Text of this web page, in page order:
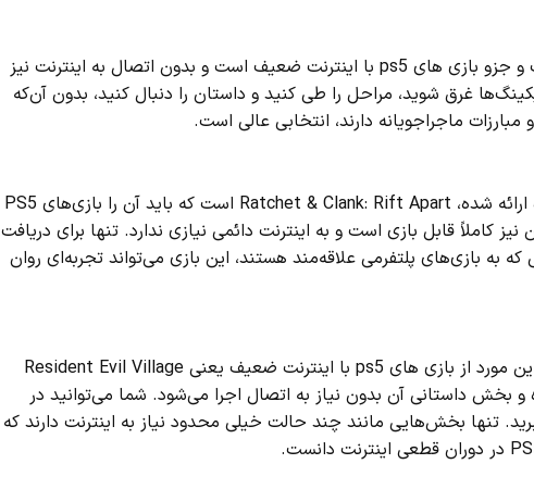
این نسخه از سری محبوب Assassin’s Creed دارای دنیای بزرگی است و جزو بازی های ps5 با اینترنت ضعیف است و بدون اتصال به اینترنت نیز
غرق شوید، مراحل را طی کنید و داستان را دنبال کنید، بدون آن‌که
ماجراجویانه دارند، انتخابی عالی است.
یکی از بازی‌های اختصاصی PS5 که با گرافیک بی‌نظیر و سرگرم‌ کننده ارائه شده، Ratchet & Clank: Rift Apart است که باید آن را بازی‌های PS5
قابل بازی است و به اینترنت دائمی نیازی ندارد. تنها برای دریافت
به بازی‌های پلتفرمی علاقه‌مند هستند، این بازی می‌تواند تجربه‌ای روان
اگر به بازی‌های ترسناک علاقه دارید و اینترنت قوی در اختیار ندارید، این مورد از بازی های ps5 با اینترنت ضعیف یعنی Resident Evil Village
بخش داستانی آن بدون نیاز به اتصال اجرا می‌شود. شما می‌توانید در
تنها بخش‌هایی مانند چند حالت خیلی محدود نیاز به اینترنت دارند که